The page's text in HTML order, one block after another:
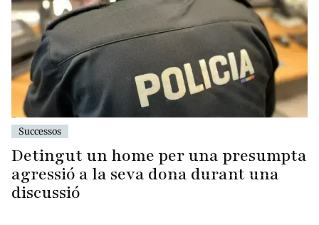
Successos
Detingut un home per una presumpta
agressió a la seva dona durant una
discussió